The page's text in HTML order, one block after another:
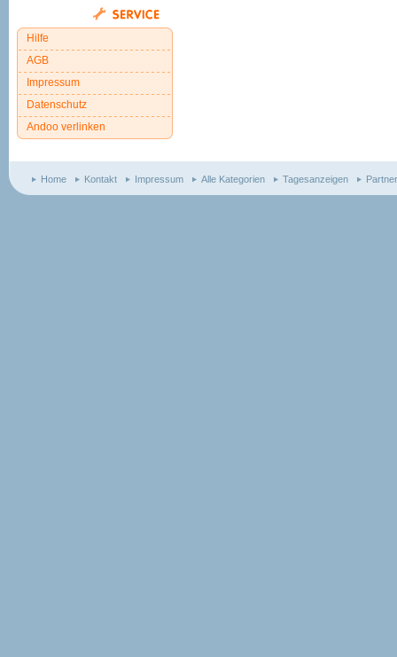
Hilfe
AGB
Impressum
Datenschutz
Andoo verlinken
Home Kontakt Impressum Alle Kategorien Tagesanzeigen Partner